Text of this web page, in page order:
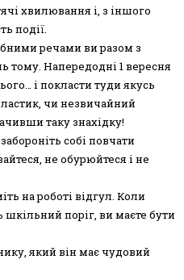
хвилювання і, з іншого
події.
речами ви разом з
Напередодні 1 вересня
і покласти туди якусь
чи незвичайний
таку знахідку!
собі повчати
не обурюйтеся і не
на роботі відгул. Коли
поріг, ви маєте бути
який він має чудовий